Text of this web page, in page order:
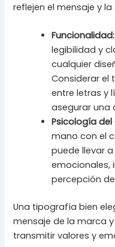
reflejen el mensaje y
Funcionalidad:
legibilidad y
cualquier
Considerar el
entre letras y
asegurar una
Psicología del
mano con el
puede llevar
emocionales,
percepción
Una tipografía bien
mensaje de la marca
transmitir valores y